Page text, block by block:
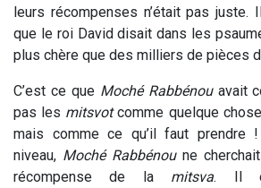
leurs récompenses n’était pas
que le roi David disait dans les
plus chère que des milliers de pièces
C’est ce que Moché Rabbénouavait
pas les mitsvotcomme quelque
mais comme ce qu’il faut prendre
niveau, Moché Rabbénou ne
récompense de la mitsva. Il